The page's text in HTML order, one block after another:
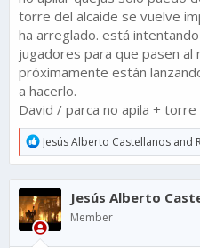
torre del alcaide se vuelve
ha arreglado. está
jugadores para que pasen al
próximamente están
a hacerlo.
David / parca no apila +
R
e
a
c
t
i
o
n
Jesús Alberto Castellanos and
Jesús Alberto
Member